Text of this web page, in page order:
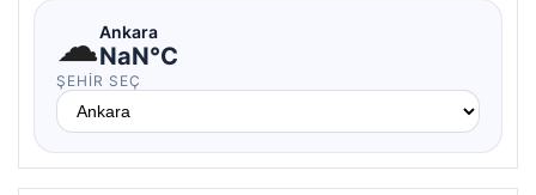
☁Ankara
NaN°C
ŞEHIR SEÇ